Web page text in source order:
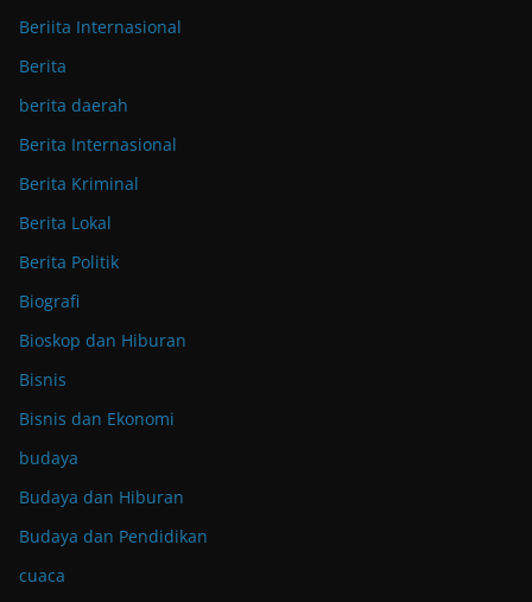
Beriita Internasional
Berita
berita daerah
Berita Internasional
Berita Kriminal
Berita Lokal
Berita Politik
Biografi
Bioskop dan Hiburan
Bisnis
Bisnis dan Ekonomi
budaya
Budaya dan Hiburan
Budaya dan Pendidikan
cuaca